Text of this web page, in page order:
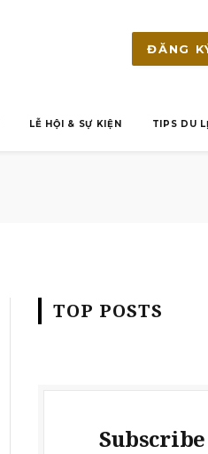
ĐĂNG
LỄ HỘI & SỰ KIỆN TIPS DU
TOP POSTS